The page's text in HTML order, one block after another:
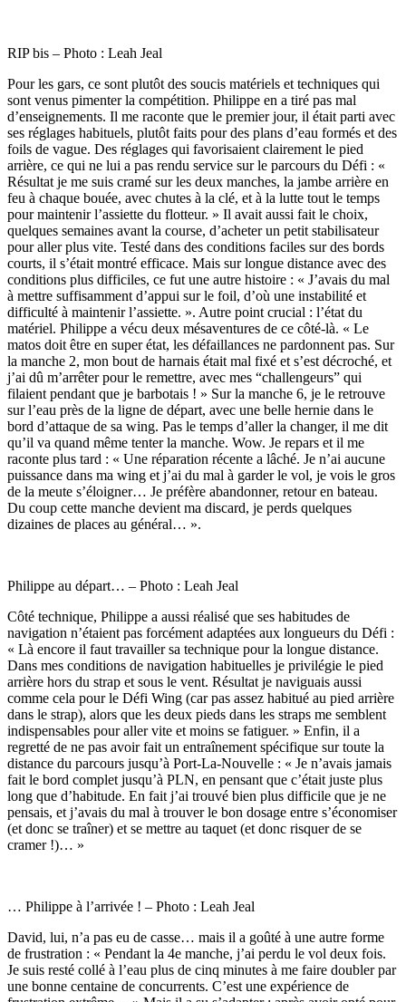
RIP bis – Photo : Leah Jeal
Pour les gars, ce sont plutôt des soucis matériels et techniques qui
sont venus pimenter la compétition. Philippe en a tiré pas mal
d’enseignements. Il me raconte que le premier jour, il était parti avec
ses réglages habituels, plutôt faits pour des plans d’eau formés et des
foils de vague. Des réglages qui favorisaient clairement le pied
arrière, ce qui ne lui a pas rendu service sur le parcours du Défi : «
Résultat je me suis cramé sur les deux manches, la jambe arrière en
feu à chaque bouée, avec chutes à la clé, et à la lutte tout le temps
pour maintenir l’assiette du flotteur. » Il avait aussi fait le choix,
quelques semaines avant la course, d’acheter un petit stabilisateur
pour aller plus vite. Testé dans des conditions faciles sur des bords
courts, il s’était montré efficace. Mais sur longue distance avec des
conditions plus difficiles, ce fut une autre histoire : « J’avais du mal
à mettre suffisamment d’appui sur le foil, d’où une instabilité et
difficulté à maintenir l’assiette. ». Autre point crucial : l’état du
matériel. Philippe a vécu deux mésaventures de ce côté-là. « Le
matos doit être en super état, les défaillances ne pardonnent pas. Sur
la manche 2, mon bout de harnais était mal fixé et s’est décroché, et
j’ai dû m’arrêter pour le remettre, avec mes “challengeurs” qui
filaient pendant que je barbotais ! » Sur la manche 6, je le retrouve
sur l’eau près de la ligne de départ, avec une belle hernie dans le
bord d’attaque de sa wing. Pas le temps d’aller la changer, il me dit
qu’il va quand même tenter la manche. Wow. Je repars et il me
raconte plus tard : « Une réparation récente a lâché. Je n’ai aucune
puissance dans ma wing et j’ai du mal à garder le vol, je vois le gros
de la meute s’éloigner… Je préfère abandonner, retour en bateau.
Du coup cette manche devient ma discard, je perds quelques
dizaines de places au général… ».
Philippe au départ… – Photo : Leah Jeal
Côté technique, Philippe a aussi réalisé que ses habitudes de
navigation n’étaient pas forcément adaptées aux longueurs du Défi :
« Là encore il faut travailler sa technique pour la longue distance.
Dans mes conditions de navigation habituelles je privilégie le pied
arrière hors du strap et sous le vent. Résultat je naviguais aussi
comme cela pour le Défi Wing (car pas assez habitué au pied arrière
dans le strap), alors que les deux pieds dans les straps me semblent
indispensables pour aller vite et moins se fatiguer. » Enfin, il a
regretté de ne pas avoir fait un entraînement spécifique sur toute la
distance du parcours jusqu’à Port-La-Nouvelle : « Je n’avais jamais
fait le bord complet jusqu’à PLN, en pensant que c’était juste plus
long que d’habitude. En fait j’ai trouvé bien plus difficile que je ne
pensais, et j’avais du mal à trouver le bon dosage entre s’économiser
(et donc se traîner) et se mettre au taquet (et donc risquer de se
cramer !)… »
… Philippe à l’arrivée ! – Photo : Leah Jeal
David, lui, n’a pas eu de casse… mais il a goûté à une autre forme
de frustration : « Pendant la 4e manche, j’ai perdu le vol deux fois.
Je suis resté collé à l’eau plus de cinq minutes à me faire doubler par
une bonne centaine de concurrents. C’est une expérience de